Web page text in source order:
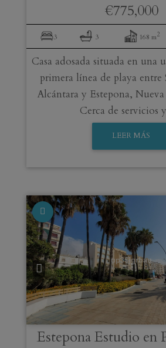
€775,000
3 3 168 m2
Casa adosada situada en una
primera línea de playa entre
Alcántara y Estepona,
Cerca de servicios
LEER MÁS
EsteponaEstudio en